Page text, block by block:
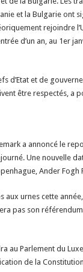
et la Bulgarie ont
rejoindre
d’un an, au 1er
d’Etat et de
être respectés, a
a annoncé le
Une nouvelle
Ander Fogh
aux urnes cette
pas son
au Parlement du
de la